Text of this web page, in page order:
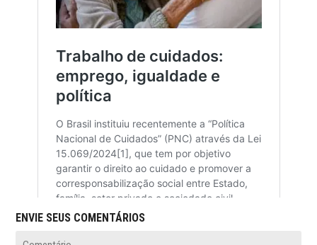
ENVIE SEUS COMENTÁRIOS